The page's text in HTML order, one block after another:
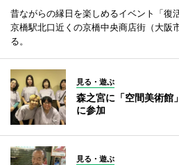
昔ながらの縁日を楽しめるイベント「復
京橋駅北口近くの京橋中央商店街（大阪
る。
見る・遊ぶ
森之宮に「空間美術
に参加
見る・遊ぶ